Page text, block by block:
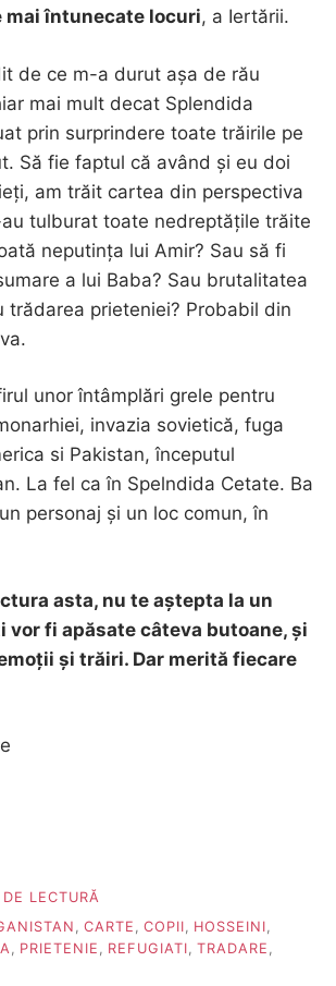
mai întunecate locuri, a Iertării.
de ce m-a durut așa de rău
mai mult decat Splendida
prin surprindere toate trăirile pe
Să fie faptul că având și eu doi
am trăit cartea din perspectiva
tulburat toate nedreptățile trăite
neputința lui Amir? Sau să fi
a lui Baba? Sau brutalitatea
trădarea prieteniei? Probabil din
unor întâmplări grele pentru
invazia sovietică, fuga
si Pakistan, începutul
La fel ca în Spelndida Cetate. Ba
personaj și un loc comun, în
asta, nu te aștepta la un
vor fi apăsate câteva butoane, și
și trăiri. Dar merită fiecare
LECTURĂ
CARTE COPII HOSSEINI
PRIETENIE REFUGIATI TRADARE